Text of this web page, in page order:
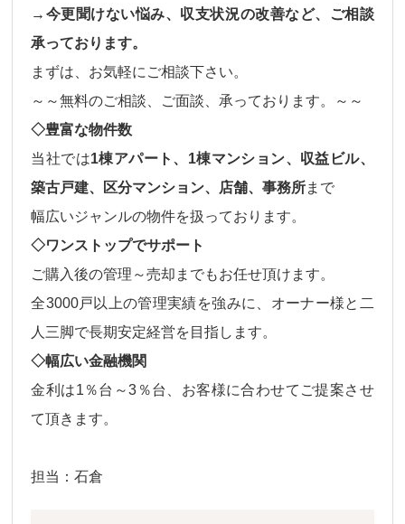
→今更聞けない悩み、収支状況の改善など、ご相談
承っております。
まずは、お気軽にご相談下さい。
～～無料のご相談、ご面談、承っております。～～
◇豊富な物件数
当社では1棟アパート、1棟マンション、収益ビル、
築古戸建、区分マンション、店舗、事務所まで
幅広いジャンルの物件を扱っております。
◇ワンストップでサポート
ご購入後の管理～売却 までもお任せ頂けます。
全3000戸以上の管理実績を強みに、オーナー様と二
人三脚で長期安定経営を目指します。
◇幅広い金融機関
金利は1％台～3％台、 お客様に合わせてご提案させ
て頂きます。
担当：石倉